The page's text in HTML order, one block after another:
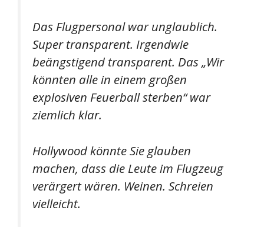
Das Flugpersonal war unglaublich.
Super transparent. Irgendwie
beängstigend transparent. Das „Wir
könnten alle in einem großen
explosiven Feuerball sterben“ war
ziemlich klar.
Hollywood könnte Sie glauben
machen, dass die Leute im Flugzeug
verärgert wären. Weinen. Schreien
vielleicht.